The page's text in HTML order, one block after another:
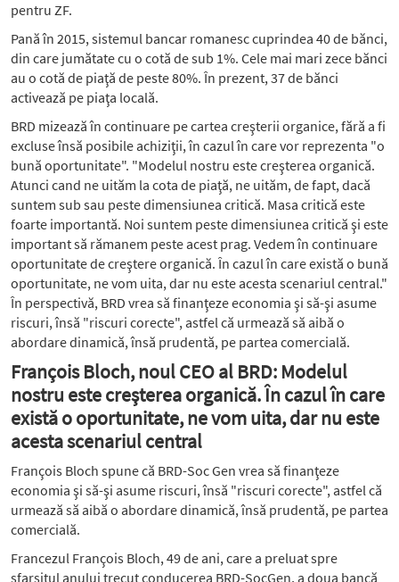
pentru ZF.
Pană în 2015, sistemul bancar romanesc cuprindea 40 de bănci,
din care jumătate cu o cotă de sub 1%. Cele mai mari zece bănci
au o cotă de piaţă de peste 80%. În prezent, 37 de bănci
activează pe piaţa locală.
BRD mizează în con­ti­nuare pe cartea creşterii organi­ce, fă­ră a fi
excluse însă posibile achiziţii, în cazul în care vor reprezenta "o
bună opor­tu­nitate". "Modelul nostru este creş­te­rea organică.
Atunci cand ne ui­tăm la cota de piaţă, ne uităm, de fapt, dacă
suntem sub sau peste di­men­siunea cri­tică. Masa critică este
foar­te im­por­tantă. Noi suntem peste di­men­siu­nea critică şi este
important să rămanem peste acest prag. Vedem în continuare
opor­tunitate de creş­te­re organică. În cazul în care există o bună
opor­tu­nitate, ne vom uita, dar nu este acesta scenariul central."
În perspectivă, BRD vrea să finanţeze economia şi să-şi asume
riscuri, însă "riscuri corec­te", astfel că urmează să aibă o
abordare dinamică, însă prudentă, pe partea comercială.
François Bloch, noul CEO al BRD: Modelul
nostru este creşterea organică. În cazul în care
există o oportunitate, ne vom uita, dar nu este
acesta scenariul central
François Bloch spune că BRD-Soc Gen vrea să finanţeze
economia şi să-şi asume riscuri, însă "riscuri corecte", astfel că
urmează să aibă o abordare dinamică, însă prudentă, pe partea
comercială.
Francezul François Bloch, 49 de ani, care a preluat spre
sfarşitul anului trecut conducerea BRD-SocGen, a doua bancă